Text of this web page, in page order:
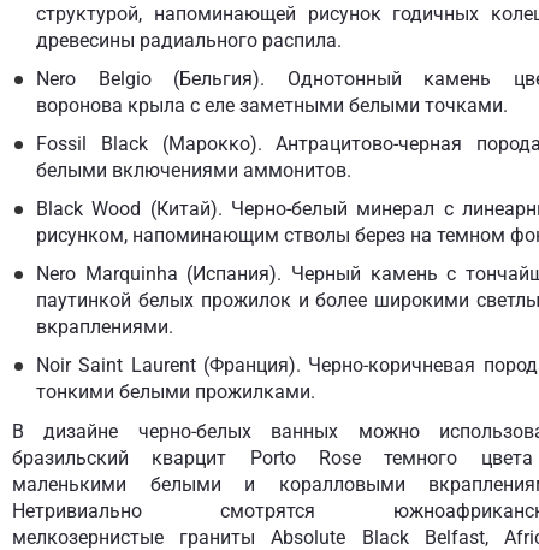
структурой, напоминающей рисунок годичных
древесины радиального распила.
Nero Belgio (Бельгия). Однотонный камень
воронова крыла с еле заметными белыми точками.
Fossil Black (Марокко). Антрацитово-черная
белыми включениями аммонитов.
Black Wood (Китай). Черно-белый минерал с
рисунком, напоминающим стволы берез на темном
Nero Marquinha (Испания). Черный камень с
паутинкой белых прожилок и более широкими
вкраплениями.
Noir Saint Laurent (Франция). Черно-коричневая
тонкими белыми прожилками.
В дизайне черно-белых ванных можно
бразильский кварцит Porto Rose темного
маленькими белыми и коралловыми
Нетривиально смотрятся
мелкозернистые граниты Absolute Black Belfast,